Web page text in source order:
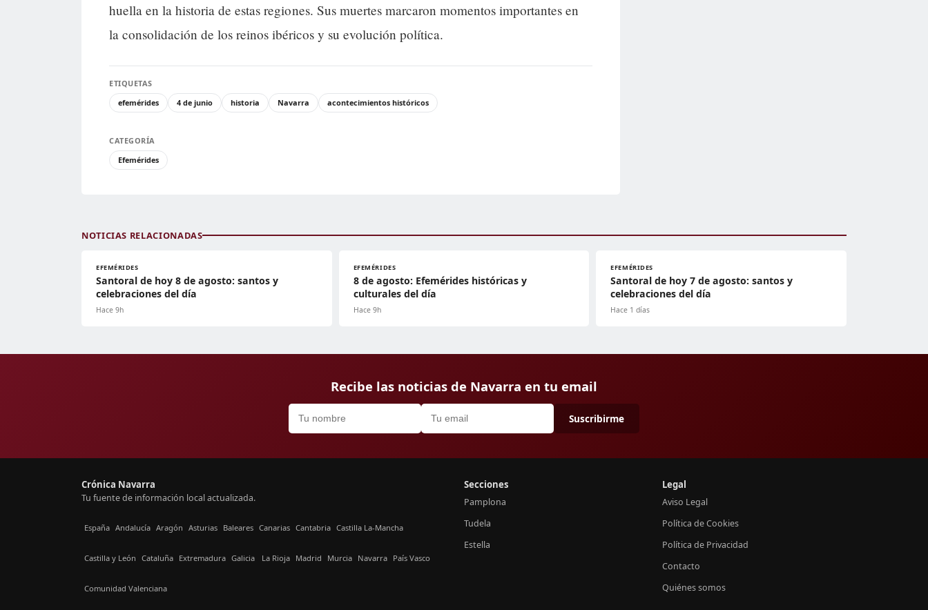
huella en la historia de estas regiones. Sus muertes marcaron momentos importantes en
la consolidación de los reinos ibéricos y su evolución política.
ETIQUETAS
efemérides
4 de junio historia Navarra acontecimientos históricos
CATEGORÍA
Efemérides
NOTICIAS RELACIONADAS
EFEMÉRIDES
Santoral de hoy 8 de agosto: santos y
celebraciones del día
Hace 9h
EFEMÉRIDES
8 de agosto: Efemérides históricas y
culturales del día
Hace 9h
EFEMÉRIDES
Santoral de hoy 7 de agosto: santos y
celebraciones del día
Hace 1 días
Recibe las noticias de Navarra en tu email
Suscribirme
Crónica Navarra
Tu fuente de información local actualizada.
España Andalucía Aragón Asturias Baleares Canarias Cantabria Castilla La-Mancha
Castilla y León Cataluña Extremadura Galicia La Rioja Madrid Murcia Navarra País Vasco
Comunidad Valenciana
Secciones
Pamplona
Tudela
Estella
Legal
Aviso Legal
Política de Cookies
Política de Privacidad
Contacto
Quiénes somos